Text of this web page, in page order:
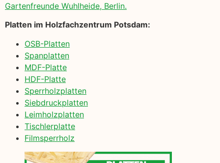
Gartenfreunde Wuhlheide, Berlin.
Platten im Holzfachzentrum Potsdam:
OSB-Platten
Spanplatten
MDF-Platte
HDF-Platte
Sperrholzplatten
Siebdruckplatten
Leimholzplatten
Tischlerplatte
Filmsperrholz